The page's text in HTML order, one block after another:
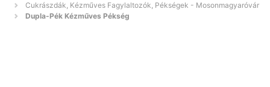
Cukrászdák, Kézműves Fagylaltozók, Pékségek - Mosonmagyaróvár
Dupla-Pék Kézműves Pékség